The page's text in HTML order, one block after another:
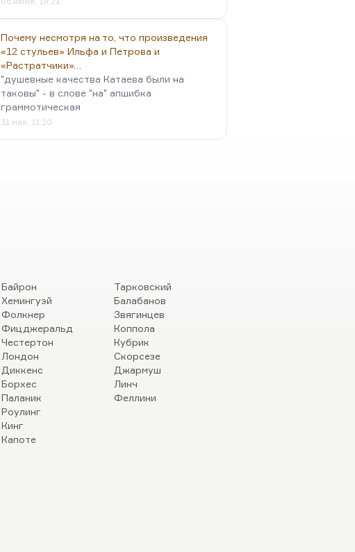
Почему несмотря на то, что произведения
«12 стульев» Ильфа и Петрова и
«Растратчики»…
"душевные качества Катаева были на
таковы" - в слове "на" апшибка
граммотическая
31 мая, 11:20
Байрон
Хемингуэй
Фолкнер
Фицджеральд
Честертон
Лондон
Диккенс
Борхес
Паланик
Роулинг
Кинг
Капоте
Тарковский
Балабанов
Звягинцев
Коппола
Кубрик
Скорсезе
Джармуш
Линч
Феллини